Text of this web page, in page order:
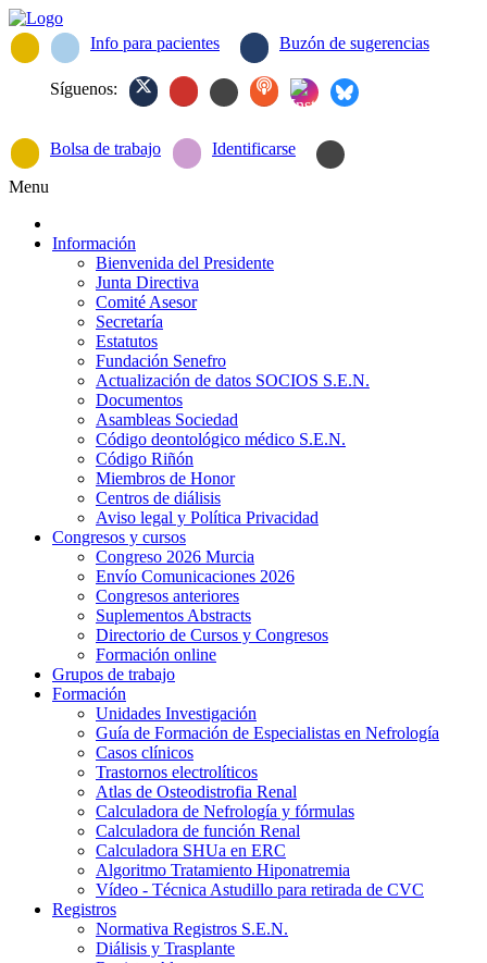
Info para pacientes Buzón de sugerencias
Síguenos:
Bolsa de trabajo Identificarse
Menu
Información
Bienvenida del Presidente
Junta Directiva
Comité Asesor
Secretaría
Estatutos
Fundación Senefro
Actualización de datos SOCIOS S.E.N.
Documentos
Asambleas Sociedad
Código deontológico médico S.E.N.
Código Riñón
Miembros de Honor
Centros de diálisis
Aviso legal y Política Privacidad
Congresos y cursos
Congreso 2026 Murcia
Envío Comunicaciones 2026
Congresos anteriores
Suplementos Abstracts
Directorio de Cursos y Congresos
Formación online
Grupos de trabajo
Formación
Unidades Investigación
Guía de Formación de Especialistas en Nefrología
Casos clínicos
Trastornos electrolíticos
Atlas de Osteodistrofia Renal
Calculadora de Nefrología y fórmulas
Calculadora de función Renal
Calculadora SHUa en ERC
Algoritmo Tratamiento Hiponatremia
Vídeo - Técnica Astudillo para retirada de CVC
Registros
Normativa Registros S.E.N.
Diálisis y Trasplante